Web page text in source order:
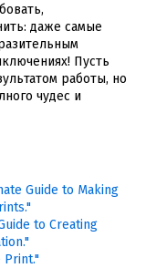
даже самые
Пусть
работы, но
чудес и
Guide to Making
to Creating
Print."